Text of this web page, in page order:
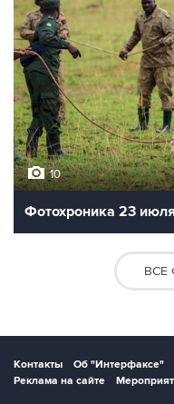
10
Фотохроника 23
ВСЕ
Контакты Об "Интерфаксе"
Реклама на сайте